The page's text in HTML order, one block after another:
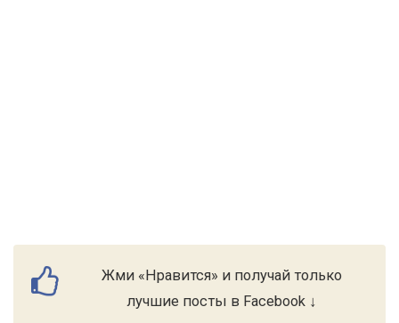
Жми «Нравится» и получай только
лучшие посты в Facebook ↓